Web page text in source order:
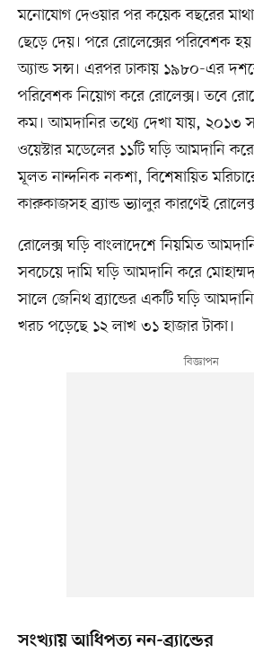
মনোযোগ দেওয়ার পর কয়েক বছরের
ছেড়ে দেয়। পরে রোলেক্সের পরিবেশক হয়
অ্যান্ড সন্স। এরপর ঢাকায় ১৯৮০-এর
পরিবেশক নিয়োগ করে রোলেক্স। তবে
কম। আমদানির তথ্যে দেখা যায়, ২০১৩
ওয়েস্টার মডেলের ১১টি ঘড়ি আমদানি
মূলত নান্দনিক নকশা, বিশেষায়িত
কারুকাজসহ ব্র্যান্ড ভ্যালুর কারণেই
রোলেক্স ঘড়ি বাংলাদেশে নিয়মিত
সবচেয়ে দামি ঘড়ি আমদানি করে
সালে জেনিথ ব্র্যান্ডের একটি ঘড়ি
খরচ পড়েছে ১২ লাখ ৩১ হাজার টাকা।
সংখ্যায় আধিপত্য নন-ব্র্যান্ডের